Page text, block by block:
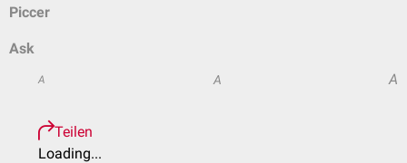
Piccer
Ask
A A A
Teilen
Loading...